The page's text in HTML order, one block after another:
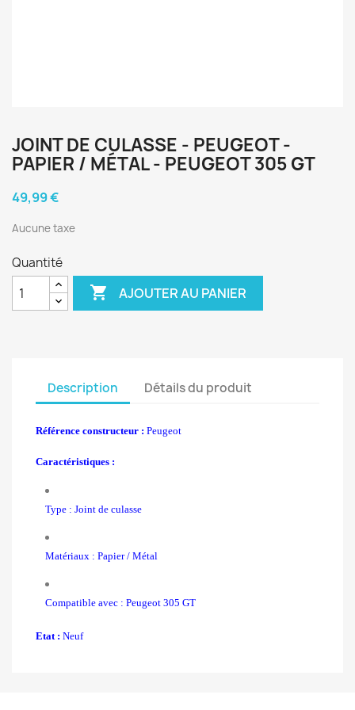
JOINT DE CULASSE - PEUGEOT -
PAPIER / MÉTAL - PEUGEOT 305 GT
49,99 €
Aucune taxe
Quantité
 AJOUTER AU PANIER
Description Détails du produit
Référence constructeur : Peugeot
Caractéristiques :
Type : Joint de culasse
Matériaux : Papier / Métal
Compatible avec : Peugeot 305 GT
Etat : Neuf